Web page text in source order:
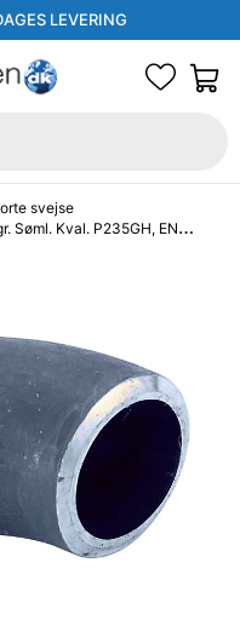
LEVERING
svejse
Søml. Kval. P235GH, EN